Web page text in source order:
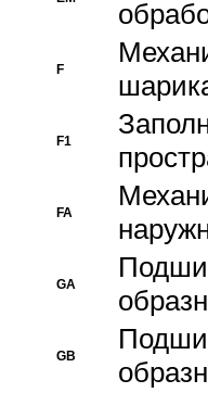
F
F1
FA
GA
GB